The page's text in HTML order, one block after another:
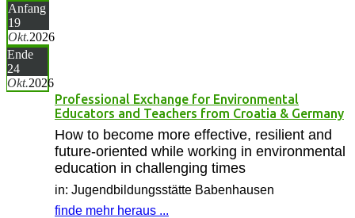
Anfang
19
Okt.2026
Ende
24
Okt.2026
Professional Exchange for Environmental
Educators and Teachers from Croatia & Germany
How to become more effective, resilient and
future-oriented while working in environmental
education in challenging times
in: Jugendbildungsstätte Babenhausen
finde mehr heraus ...